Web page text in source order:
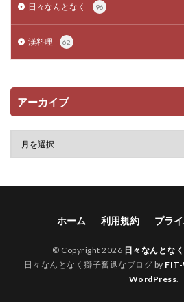
日々なんとなく 96
漢料理 62
アーカイブ
ホーム 利用規約 プラ
© Copyright 2026 日々なんとな
日々なんとなく獅子奮迅なブログ by
WordPress